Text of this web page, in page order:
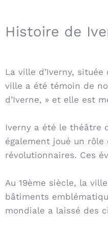
Histoire de
La ville d’Iverny,
ville a été témoin de
d’Iverne, » et elle est
Iverny a été le théâtre
également joué un
révolutionnaires. Ces
Au 19ème siècle, la
bâtiments
mondiale a laissé des